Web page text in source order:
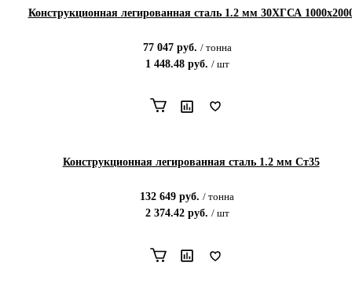
Конструкционная легированная сталь 1.2 мм 30ХГСА
77 047руб. / тонна
1 448.48руб. / шт
Конструкционная легированная сталь 1.2 мм Ст35
132 649 руб. / тонна
2 374.42руб. / шт